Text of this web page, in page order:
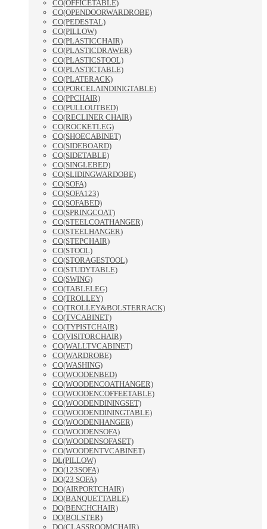
CO(OFFICETABLE)
CO(OPENDOORWARDROBE)
CO(PEDESTAL)
CO(PILLOW)
CO(PLASTICCHAIR)
CO(PLASTICDRAWER)
CO(PLASTICSTOOL)
CO(PLASTICTABLE)
CO(PLATERACK)
CO(PORCELAINDINIGTABLE)
CO(PPCHAIR)
CO(PULLOUTBED)
CO(RECLINER CHAIR)
CO(ROCKETLEG)
CO(SHOECABINET)
CO(SIDEBOARD)
CO(SIDETABLE)
CO(SINGLEBED)
CO(SLIDINGWARDOBE)
CO(SOFA)
CO(SOFA123)
CO(SOFABED)
CO(SPRINGCOAT)
CO(STEELCOATHANGER)
CO(STEELHANGER)
CO(STEPCHAIR)
CO(STOOL)
CO(STORAGESTOOL)
CO(STUDYTABLE)
CO(SWING)
CO(TABLELEG)
CO(TROLLEY)
CO(TROLLEY&BOLSTERRACK)
CO(TVCABINET)
CO(TYPISTCHAIR)
CO(VISITORCHAIR)
CO(WALLTVCABINET)
CO(WARDROBE)
CO(WASHING)
CO(WOODENBED)
CO(WOODENCOATHANGER)
CO(WOODENCOFFEETABLE)
CO(WOODENDININGSET)
CO(WOODENDININGTABLE)
CO(WOODENHANGER)
CO(WOODENSOFA)
CO(WOODENSOFASET)
CO(WOODENTVCABINET)
DL(PILLOW)
DO(123SOFA)
DO(23 SOFA)
DO(AIRPORTCHAIR)
DO(BANQUETTABLE)
DO(BENCHCHAIR)
DO(BOLSTER)
DO(CLASSROOMCHAIR)